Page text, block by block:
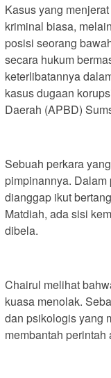
Kasus yang
kriminal biasa,
posisi seorang
secara hukum
keterlibatannya
kasus dugaan
Daerah (APBD)
Sebuah perkara
pimpinannya.
dianggap ikut
Matdiah, ada sisi
dibela.
Chairul melihat
kuasa menolak.
dan psikologis yang
membantah perintah